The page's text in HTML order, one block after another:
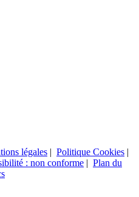
légales | Politique Cookies |
: non conforme | Plan du